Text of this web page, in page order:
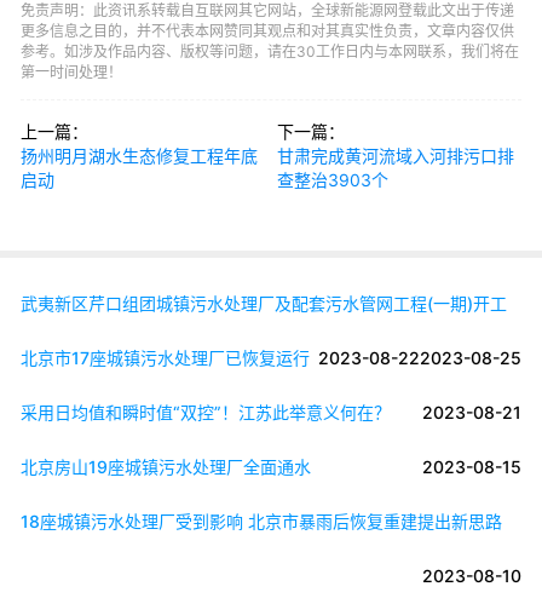
免责声明：此资讯系转载自互联网其它网站，全球新能源网登载此文出于传递
更多信息之目的，并不代表本网赞同其观点和对其真实性负责，文章内容仅供
参考。如涉及作品内容、版权等问题，请在30工作日内与本网联系，我们将在
第一时间处理！
上一篇：
扬州明月湖水生态修复工程年底
启动
下一篇：
甘肃完成黄河流域入河排污口排
查整治3903个
武夷新区芹口组团城镇污水处理厂及配套污水管网工程(一期)开工
2023-08-25
北京市17座城镇污水处理厂已恢复运行 2023-08-22
采用日均值和瞬时值“双控”！江苏此举意义何在？ 2023-08-21
北京房山19座城镇污水处理厂全面通水 2023-08-15
18座城镇污水处理厂受到影响 北京市暴雨后恢复重建提出新思路
2023-08-10